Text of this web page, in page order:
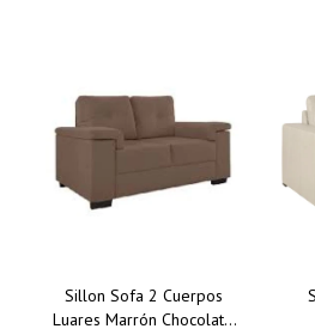
Sillon Sofa 2 Cuerpos
Luares Marrón Chocolate